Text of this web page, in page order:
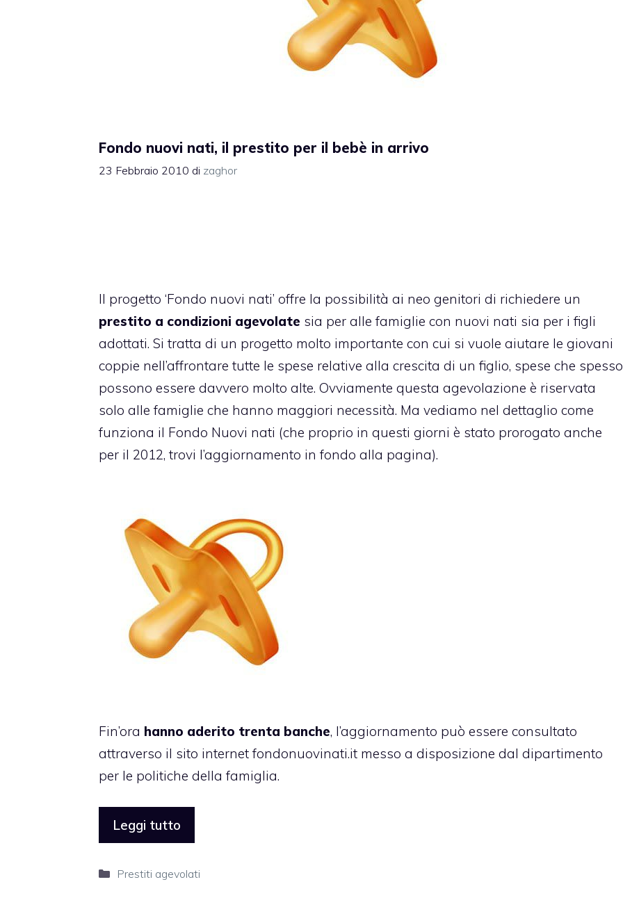
Fondo nuovi nati, il prestito per il bebè in arrivo
23 Febbraio 2010 di zaghor
Il progetto ‘Fondo nuovi nati’ offre la possibilità ai neo genitori di richiedere un
prestito a condizioni agevolate sia per alle famiglie con nuovi nati sia per i figli
adottati. Si tratta di un progetto molto importante con cui si vuole aiutare le giovani
coppie nell’affrontare tutte le spese relative alla crescita di un figlio, spese che spesso
possono essere davvero molto alte. Ovviamente questa agevolazione è riservata
solo alle famiglie che hanno maggiori necessità. Ma vediamo nel dettaglio come
funziona il Fondo Nuovi nati (che proprio in questi giorni è stato prorogato anche
per il 2012, trovi l’aggiornamento in fondo alla pagina).
Fin’ora hanno aderito trenta banche, l’aggiornamento può essere consultato
attraverso il sito internet fondonuovinati.it messo a disposizione dal dipartimento
per le politiche della famiglia.
Leggi tutto
Categorie
Prestiti agevolati